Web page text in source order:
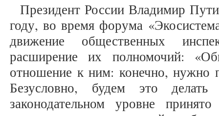
Президент России Владимир
году, во время форума
движение общественных
расширение их полномочий:
отношение к ним: конечно, нужно
Безусловно, будем это
законодательном уровне